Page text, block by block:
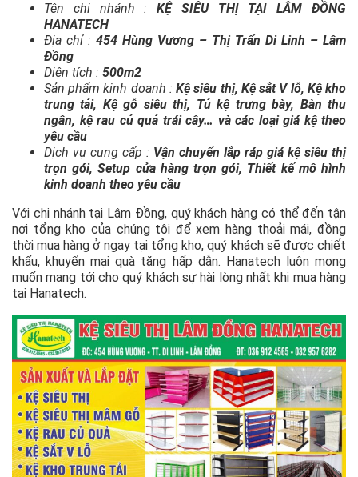
Tên chi nhánh :KỆ SIÊU THỊ TẠI LÂM ĐỒNG
HANATECH
Địa chỉ : 454 Hùng Vương – Thị Trấn Di Linh – Lâm
Đồng
Diện tích : 500m2
Sản phẩm kinh doanh :Kệ siêu thị, Kệ sắt V lỗ, Kệ kho
trung tải, Kệ gỗ siêu thị, Tủ kệ trưng bày, Bàn thu
ngân, kệ rau củ quả trái cây… và các loại giá kệ theo
yêu cầu
Dịch vụ cung cấp : Vận chuyển lắp ráp giá kệ siêu thị
trọn gói, Setup cửa hàng trọn gói, Thiết kế mô hình
kinh doanh theo yêu cầu
Với chi nhánh tại Lâm Đồng, quý khách hàng có thể đến tận
nơi tổng kho của chúng tôi để xem hàng thoải mái, đồng
thời mua hàng ở ngay tại tổng kho, quý khách sẽ được chiết
khấu, khuyến mại quà tặng hấp dẫn. Hanatech luôn mong
muốn mang tới cho quý khách sự hài lòng nhất khi mua hàng
tại Hanatech.